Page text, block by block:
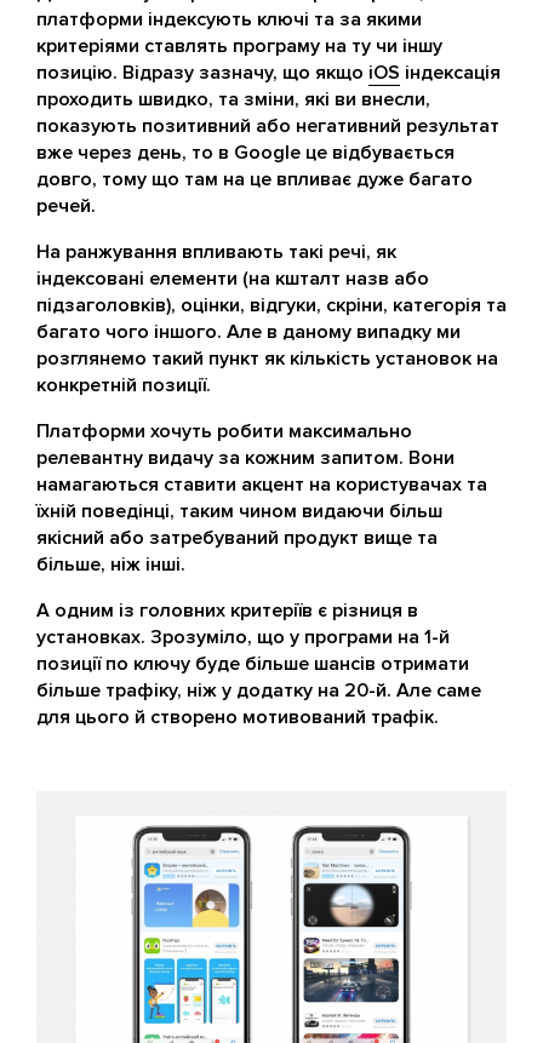
платформи індексують ключі та за якими
критеріями ставлять програму на ту чи іншу
позицію. Відразу зазначу, що якщо iOS індексація
проходить швидко, та зміни, які ви внесли,
показують позитивний або негативний результат
вже через день, то в Google це відбувається
довго, тому що там на це впливає дуже багато
речей.
На ранжування впливають такі речі, як
індексовані елементи (на кшталт назв або
підзаголовків), оцінки, відгуки, скріни, категорія та
багато чого іншого. Але в даному випадку ми
розглянемо такий пункт як кількість установок на
конкретній позиції.
Платформи хочуть робити максимально
релевантну видачу за кожним запитом. Вони
намагаються ставити акцент на користувачах та
їхній поведінці, таким чином видаючи більш
якісний або затребуваний продукт вище та
більше, ніж інші.
А одним із головних критеріїв є різниця в
установках. Зрозуміло, що у програми на 1-й
позиції по ключу буде більше шансів отримати
більше трафіку, ніж у додатку на 20-й. Але саме
для цього й створено мотивований трафік.